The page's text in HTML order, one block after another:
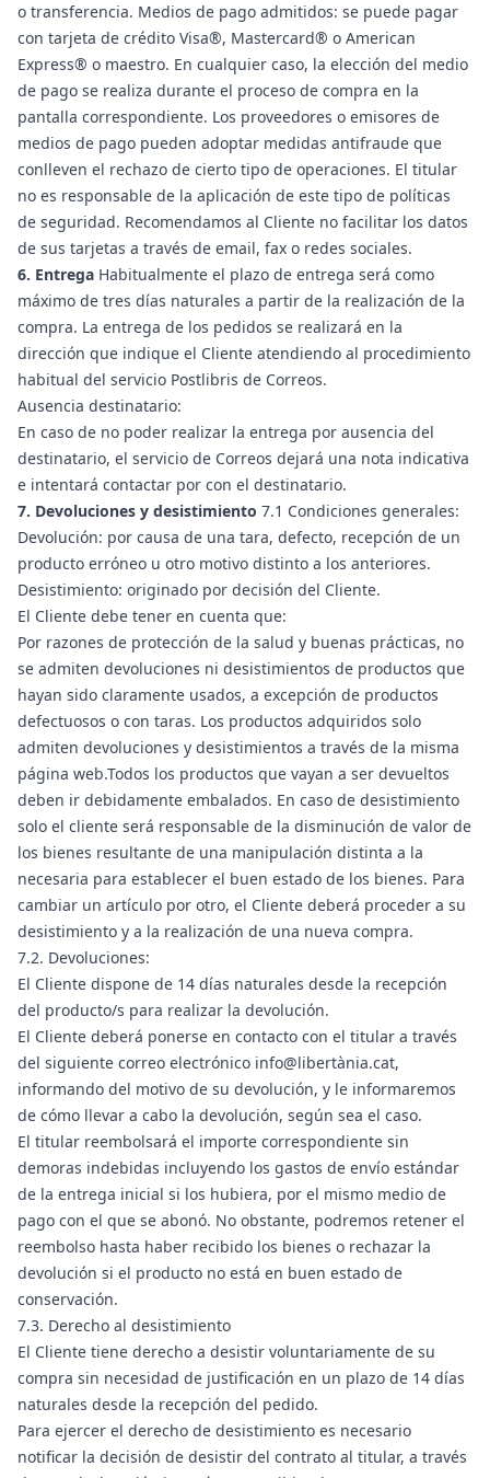
o transferencia. Medios de pago admitidos: se puede pagar
con tarjeta de crédito Visa®, Mastercard® o American
Express® o maestro. En cualquier caso, la elección del medio
de pago se realiza durante el proceso de compra en la
pantalla correspondiente. Los proveedores o emisores de
medios de pago pueden adoptar medidas antifraude que
conlleven el rechazo de cierto tipo de operaciones. El titular
no es responsable de la aplicación de este tipo de políticas
de seguridad. Recomendamos al Cliente no facilitar los datos
de sus tarjetas a través de email, fax o redes sociales.
6. Entrega Habitualmente el plazo de entrega será como
máximo de tres días naturales a partir de la realización de la
compra. La entrega de los pedidos se realizará en la
dirección que indique el Cliente atendiendo al procedimiento
habitual del servicio Postlibris de Correos.
Ausencia destinatario:
En caso de no poder realizar la entrega por ausencia del
destinatario, el servicio de Correos dejará una nota indicativa
e intentará contactar por con el destinatario.
7. Devoluciones y desistimiento 7.1 Condiciones generales:
Devolución: por causa de una tara, defecto, recepción de un
producto erróneo u otro motivo distinto a los anteriores.
Desistimiento: originado por decisión del Cliente.
El Cliente debe tener en cuenta que:
Por razones de protección de la salud y buenas prácticas, no
se admiten devoluciones ni desistimientos de productos que
hayan sido claramente usados, a excepción de productos
defectuosos o con taras. Los productos adquiridos solo
admiten devoluciones y desistimientos a través de la misma
página web.Todos los productos que vayan a ser devueltos
deben ir debidamente embalados. En caso de desistimiento
solo el cliente será responsable de la disminución de valor de
los bienes resultante de una manipulación distinta a la
necesaria para establecer el buen estado de los bienes. Para
cambiar un artículo por otro, el Cliente deberá proceder a su
desistimiento y a la realización de una nueva compra.
7.2. Devoluciones:
El Cliente dispone de 14 días naturales desde la recepción
del producto/s para realizar la devolución.
El Cliente deberá ponerse en contacto con el titular a través
del siguiente correo electrónico info@libertània.cat,
informando del motivo de su devolución, y le informaremos
de cómo llevar a cabo la devolución, según sea el caso.
El titular reembolsará el importe correspondiente sin
demoras indebidas incluyendo los gastos de envío estándar
de la entrega inicial si los hubiera, por el mismo medio de
pago con el que se abonó. No obstante, podremos retener el
reembolso hasta haber recibido los bienes o rechazar la
devolución si el producto no está en buen estado de
conservación.
7.3. Derecho al desistimiento
El Cliente tiene derecho a desistir voluntariamente de su
compra sin necesidad de justificación en un plazo de 14 días
naturales desde la recepción del pedido.
Para ejercer el derecho de desistimiento es necesario
notificar la decisión de desistir del contrato al titular, a través